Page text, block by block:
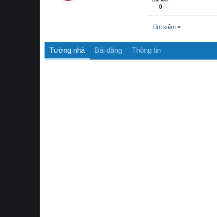
0
Tìm kiếm
Tường nhà Bài đăng Thông tin